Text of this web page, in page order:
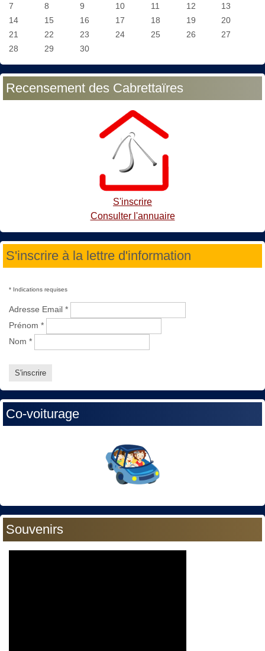
7
8 9 10 11 12
13
14
15 16 17 18 19
20
21
22 23 24 25 26
27
28
29 30
Recensement des Cabrettaïres
S'inscrire
Consulter l'annuaire
S'inscrire à la lettre d'information
* Indications requises
Adresse Email *
Prénom *
Nom *
Co-voiturage
Souvenirs